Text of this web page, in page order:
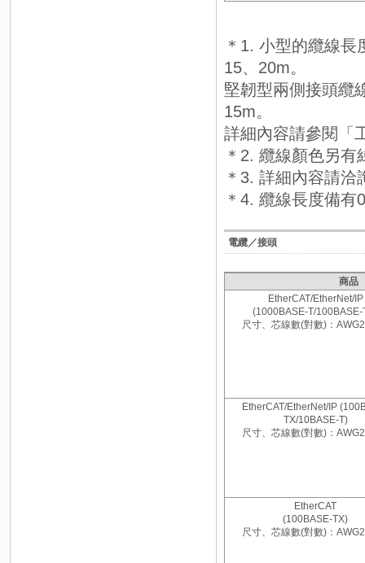
＊1. 小型的纜線
15、20m。
堅韌型兩側接頭纜
15m。
詳細內容請參閱「
＊2. 纜線顏色另有
＊3. 詳細內容請
＊4. 纜線長度備
電纜／接頭
商品
EtherCAT/EtherNet/IP
(1000BASE-T/100BASE-
尺寸、芯線數(對數)：
EtherCAT/EtherNet/IP
TX/10BASE-T)
尺寸、芯線數(對數)：
EtherCAT
(100BASE-TX)
尺寸、芯線數(對數)：